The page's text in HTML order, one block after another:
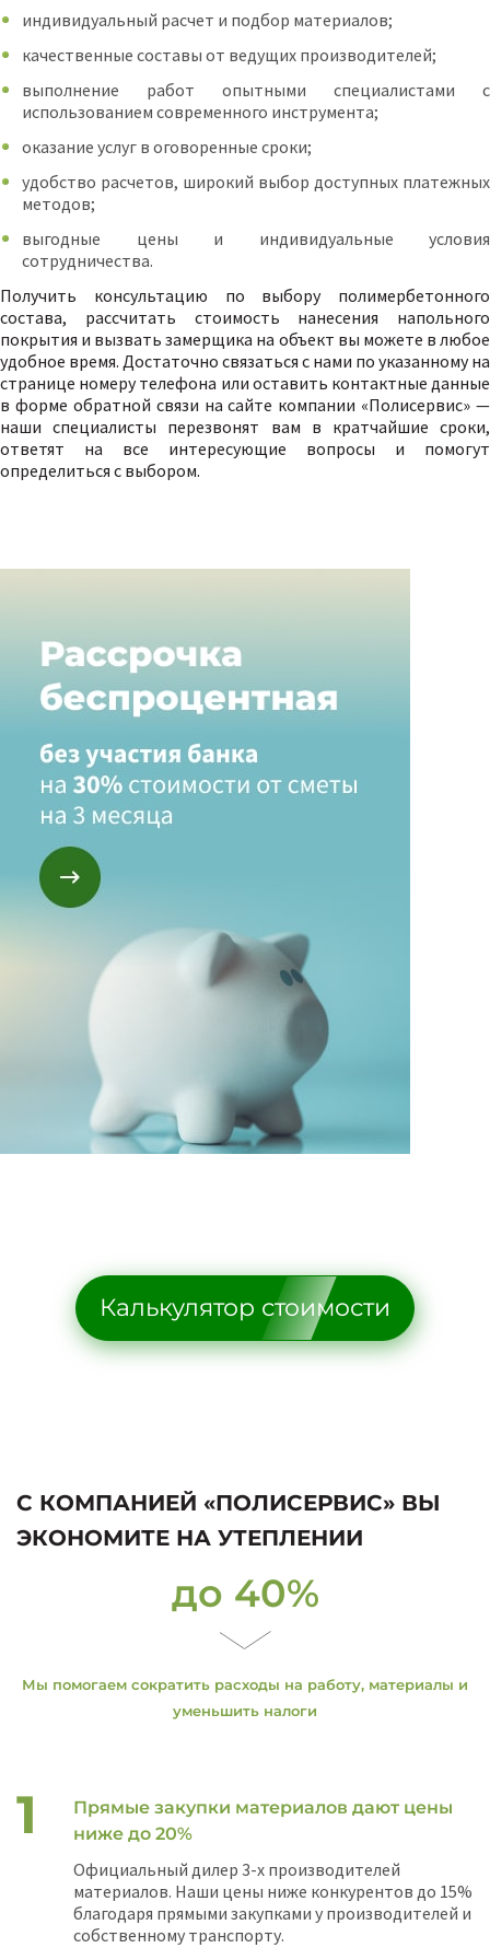
индивидуальный расчет и подбор материалов;
качественные составы от ведущих производителей;
выполнение работ опытными специалистами с
использованием современного инструмента;
оказание услуг в оговоренные сроки;
удобство расчетов, широкий выбор доступных платежных
методов;
выгодные цены и индивидуальные условия
сотрудничества.
Получить консультацию по выбору полимербетонного
состава, рассчитать стоимость нанесения напольного
покрытия и вызвать замерщика на объект вы можете в любое
удобное время. Достаточно связаться с нами по указанному на
странице номеру телефона или оставить контактные данные
в форме обратной связи на сайте компании «Полисервис» —
наши специалисты перезвонят вам в кратчайшие сроки,
ответят на все интересующие вопросы и помогут
определиться с выбором.
Калькулятор стоимости
С КОМПАНИЕЙ «ПОЛИСЕРВИС» ВЫ
ЭКОНОМИТЕ НА УТЕПЛЕНИИ
до 40%
Мы помогаем сократить расходы на работу, материалы и
уменьшить налоги
Прямые закупки материалов дают цены
ниже до 20%
Официальный дилер 3-х производителей
материалов. Наши цены ниже конкурентов до 15%
благодаря прямыми закупками у производителей и
собственному транспорту.